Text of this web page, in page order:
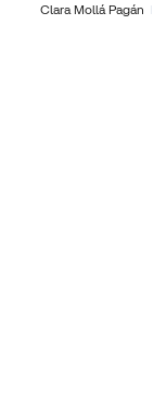
Clara Mollá Pagán